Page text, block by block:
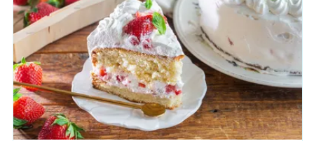
сбивались с ног, чтобы всем угодить. Одна из них поставила
в духовку начинку для яблочного пирога, позабыв
«упаковать» ее в тесто. Через несколько минут женщина
вспомнила об этом, но на переделку времени уже не было.
И тогда мадемуазель Татен просто накрыла начинку
лепешкой из теста, а потом подала, дополнив шариком
мороженого. Как ни странно, выпечка пришлась гостям по
вкусу! Пирог приобрел название «тарт татен», прославив
таким образом фамилию своей невольной создательницы.